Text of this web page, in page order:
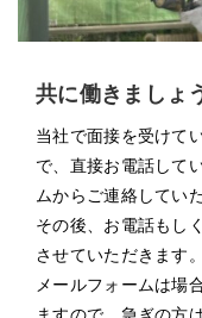
共に働きましょ
当社で面接を受けて
で、直接お電話して
ムからご連絡してい
その後、お電話もし
させていただきます。
メールフォームは場